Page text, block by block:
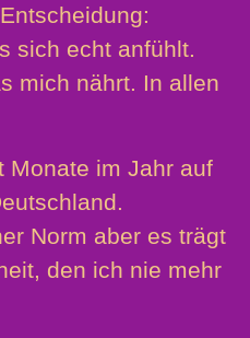
sich echt anfühlt.
mich nährt. In allen
Monate im Jahr auf
Norm aber es trägt
den ich nie mehr